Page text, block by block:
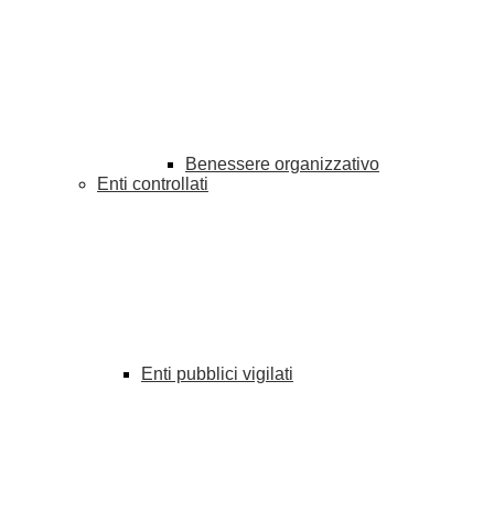
Benessere organizzativo
Enti controllati
Enti pubblici vigilati